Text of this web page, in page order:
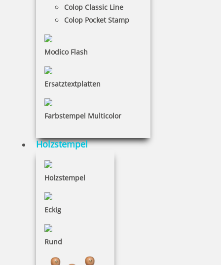
Colop Classic Line
Colop Pocket Stamp
Modico Flash
Ersatztextplatten
Farbstempel Multicolor
Holzstempel
Holzstempel
Eckig
Rund
Glückwunschstempel Happy Birthday
Jetzt gestalten